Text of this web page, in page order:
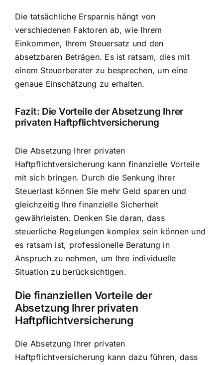
Die tatsächliche Ersparnis hängt von
verschiedenen Faktoren ab, wie Ihrem
Einkommen, Ihrem Steuersatz und den
absetzbaren Beträgen. Es ist ratsam, dies mit
einem Steuerberater zu besprechen, um eine
genaue Einschätzung zu erhalten.
Fazit: Die Vorteile der Absetzung Ihrer
privaten Haftpflichtversicherung
Die Absetzung Ihrer privaten
Haftpflichtversicherung kann finanzielle Vorteile
mit sich bringen. Durch die Senkung Ihrer
Steuerlast können Sie mehr Geld sparen und
gleichzeitig Ihre finanzielle Sicherheit
gewährleisten. Denken Sie daran, dass
steuerliche Regelungen komplex sein können und
es ratsam ist, professionelle Beratung in
Anspruch zu nehmen, um Ihre individuelle
Situation zu berücksichtigen.
Die finanziellen Vorteile der
Absetzung Ihrer privaten
Haftpflichtversicherung
Die Absetzung Ihrer privaten
Haftpflichtversicherung kann dazu führen, dass